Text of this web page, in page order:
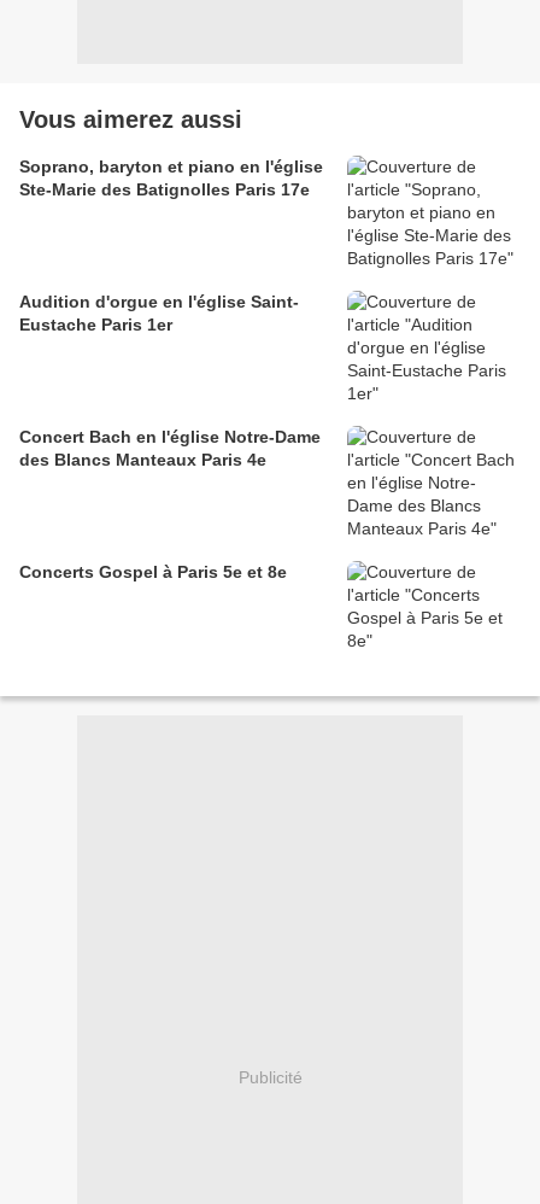
Vous aimerez aussi
Soprano, baryton et piano en l'église
Ste-Marie des Batignolles Paris 17e
Audition d'orgue en l'église Saint-
Eustache Paris 1er
Concert Bach en l'église Notre-Dame
des Blancs Manteaux Paris 4e
Concerts Gospel à Paris 5e et 8e
Publicité